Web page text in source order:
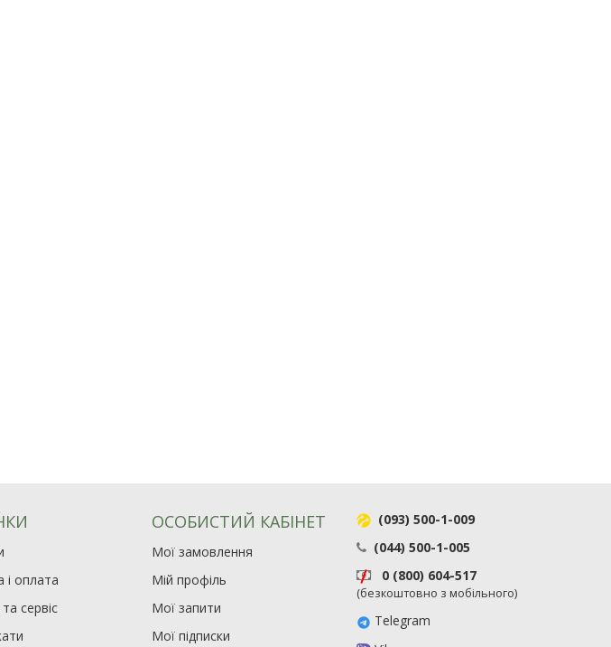
і оплата
сервіс
ОСОБИСТИЙ КАБІНЕТ
Мої замовлення
Мій профіль
Мої запити
Мої підписки
(093) 500-1-009
(044) 500-1-005
0 (800) 604-517
(безкоштовно з мобільного)
Telegram